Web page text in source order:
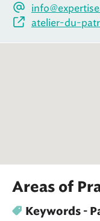
atelier-du-
Areas of
Keywords -